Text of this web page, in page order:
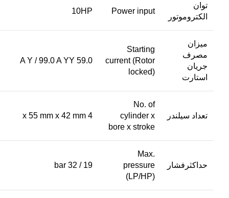
توان
الکتروموتور
Power input
10HP
میزان
مصرف
جریان
استارت
Starting
current (Rotor
locked)
59.0 A Y / 99.0 A YY
تعداد سیلندر
No. of
cylinder x
bore x stroke
4 x 55 mm x 42 mm
حداکثرفشار
Max.
pressure
(LP/HP)
19 / 32 bar